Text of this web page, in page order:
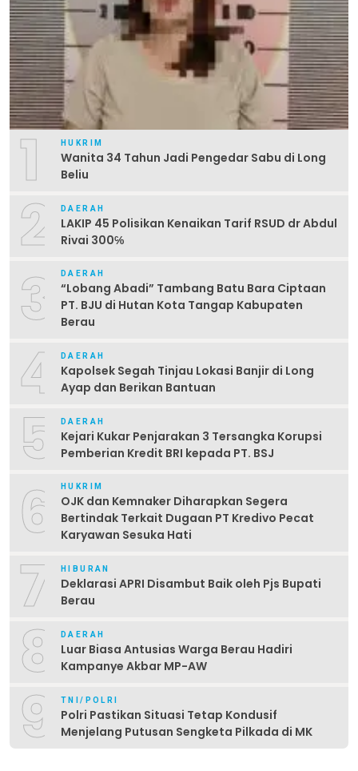
1 HUKRIM
Wanita 34 Tahun Jadi Pengedar Sabu di Long
Beliu
2 DAERAH
LAKIP 45 Polisikan Kenaikan Tarif RSUD dr Abdul
Rivai 300℅
3 DAERAH
“Lobang Abadi” Tambang Batu Bara Ciptaan
PT. BJU di Hutan Kota Tangap Kabupaten
Berau
4 DAERAH
Kapolsek Segah Tinjau Lokasi Banjir di Long
Ayap dan Berikan Bantuan
5 DAERAH
Kejari Kukar Penjarakan 3 Tersangka Korupsi
Pemberian Kredit BRI kepada PT. BSJ
6 HUKRIM
OJK dan Kemnaker Diharapkan Segera
Bertindak Terkait Dugaan PT Kredivo Pecat
Karyawan Sesuka Hati
7 HIBURAN
Deklarasi APRI Disambut Baik oleh Pjs Bupati
Berau
8 DAERAH
Luar Biasa Antusias Warga Berau Hadiri
Kampanye Akbar MP-AW
9 TNI/POLRI
Polri Pastikan Situasi Tetap Kondusif
Menjelang Putusan Sengketa Pilkada di MK